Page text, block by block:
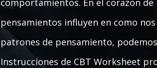
comportamientos. En el corazon
pensamientos influyen en como
patrones de pensamiento,
Instrucciones de CBT Worksheet